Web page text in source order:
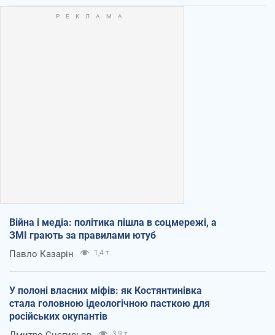
Війна і медіа: політика пішла в соцмережі, а
ЗМІ грають за правилами ютуб
Павло Казарін 1,4 т.
У полоні власних міфів: як Костянтинівка
стала головною ідеологічною пасткою для
російських окупантів